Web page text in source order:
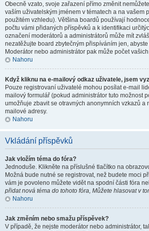
Obecně vzato, svoje zařazení přímo změnit
vaším uživatelským jménem v tématech a na vašem
použitém vzhledu). Většina boardů používají
počtu vámi přidaných příspěvků a k identifikaci
označení moderátorů a administrátorů může mít
nezatěžujte board zbytečným přispíváním jen,
Moderátor nebo administrátor pak může počet
Nahoru
Když kliknu na e-mailový odkaz uživatele, jsem
Pouze registrovaní uživatelé mohou posílat e-mail
mailový formulář (pokud administrátor tuto možnost
umožňuje zbavit se otravných anonymních vzkazů a
mailové adresy.
Nahoru
Vkládání příspěvků
Jak vložím téma do fóra?
Jednoduše. Klikněte na příslušné tlačítko na
Možná bude nutné se registrovat, než budete moci
vám je povoleno můžete vidět na spodní části fóra
přidat nová téma do tohoto fóra, Můžete hlasovat v
Nahoru
Jak změním nebo smažu příspěvek?
V případě, že nejste moderátor nebo administrátor,